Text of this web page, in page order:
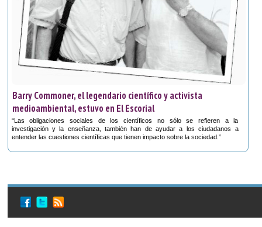
Barry Commoner, el legendario científico y activista
medioambiental, estuvo en El Escorial
“Las obligaciones sociales de los científicos no sólo se refieren a la
investigación y la enseñanza, también han de ayudar a los ciudadanos a
entender las cuestiones científicas que tienen impacto sobre la sociedad.”